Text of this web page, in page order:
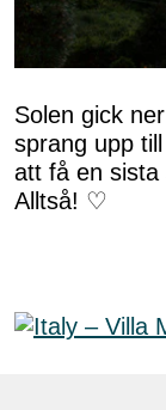
Solen gick
sprang upp
att få en sista
Alltså! ♡